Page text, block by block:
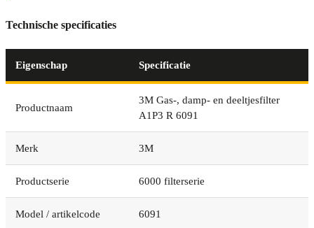
Technische specificaties
Eigenschap Specificatie
Productnaam
3M Gas-, damp- en deeltjesfilter
A1P3 R 6091
Merk 3M
Productserie 6000 filterserie
Model / artikelcode 6091